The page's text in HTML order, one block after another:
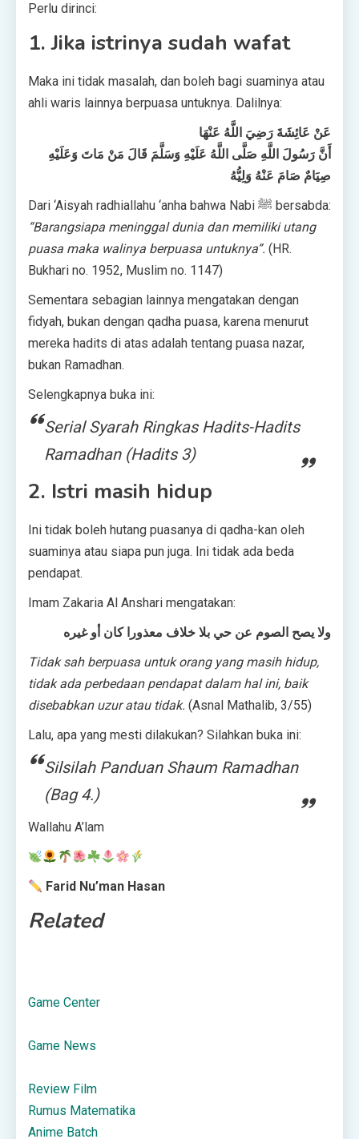
Perlu dirinci:
1. Jika istrinya sudah wafat
Maka ini tidak masalah, dan boleh bagi suaminya atau
ahli waris lainnya berpuasa untuknya. Dalilnya:
عَنْ عَائِشَةَ رَضِيَ اللَّهُ عَنْهَا
أَنَّ رَسُولَ اللَّهِ صَلَّى اللَّهُ عَلَيْهِ وَسَلَّمَ قَالَ مَنْ مَاتَ وَعَلَيْهِ
صِيَامٌ صَامَ عَنْهُ وَلِيُّهُ
Dari ‘Aisyah radhiallahu ‘anha bahwa Nabi ﷺ bersabda:
“Barangsiapa meninggal dunia dan memiliki utang
puasa maka walinya berpuasa untuknya”. (HR.
Bukhari no. 1952, Muslim no. 1147)
Sementara sebagian lainnya mengatakan dengan
fidyah, bukan dengan qadha puasa, karena menurut
mereka hadits di atas adalah tentang puasa nazar,
bukan Ramadhan.
Selengkapnya buka ini:
Serial Syarah Ringkas Hadits-Hadits
Ramadhan (Hadits 3)
2. Istri masih hidup
Ini tidak boleh hutang puasanya di qadha-kan oleh
suaminya atau siapa pun juga. Ini tidak ada beda
pendapat.
Imam Zakaria Al Anshari mengatakan:
ولا يصح الصوم عن حي بلا خلاف معذورا كان أو غيره
Tidak sah berpuasa untuk orang yang masih hidup,
tidak ada perbedaan pendapat dalam hal ini, baik
disebabkan uzur atau tidak. (Asnal Mathalib, 3/55)
Lalu, apa yang mesti dilakukan? Silahkan buka ini:
Silsilah Panduan Shaum Ramadhan
(Bag 4.)
Wallahu A’lam
Farid Nu’man Hasan
Related
Game Center
Game News
Review Film
Rumus Matematika
Anime Batch